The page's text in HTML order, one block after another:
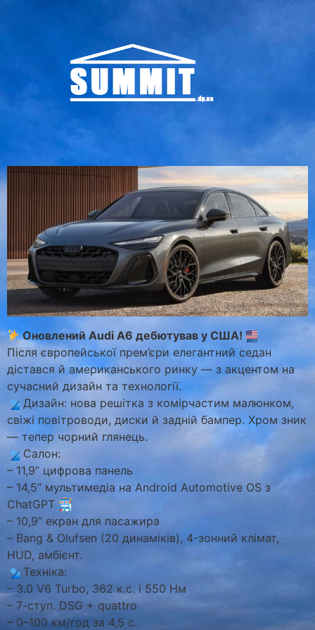
Оновлений Audi A6 дебютував у США!
Після європейської прем’єри елегантний седан
дістався й американського ринку — з акцентом на
сучасний дизайн та технології.
Дизайн: нова решітка з комірчастим малюнком,
свіжі повітроводи, диски й задній бампер. Хром зник
— тепер чорний глянець.
Салон:
– 11,9” цифрова панель
– 14,5” мультимедіа на Android Automotive OS з
ChatGPT
– 10,9” екран для пасажира
– Bang & Olufsen (20 динаміків), 4-зонний клімат,
HUD, амбієнт.
Техніка:
– 3.0 V6 Turbo, 362 к.с. і 550 Нм
– 7-ступ. DSG + quattro
– 0–100 км/год за 4,5 с.